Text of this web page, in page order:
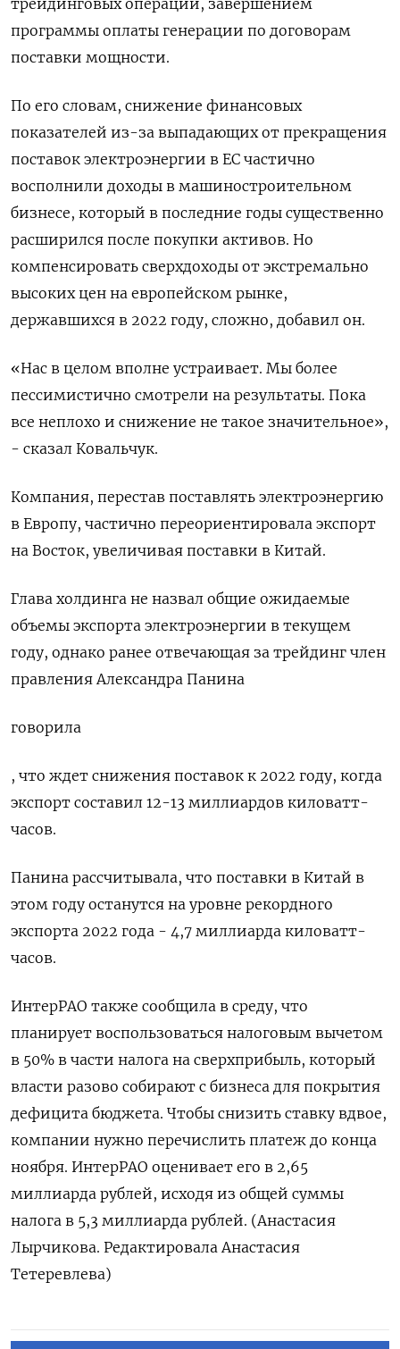
трейдинговых операций, завершением
программы оплаты генерации по договорам
поставки мощности.
По его словам, снижение финансовых
показателей из-за выпадающих от прекращения
поставок электроэнергии в ЕС частично
восполнили доходы в машиностроительном
бизнесе, который в последние годы существенно
расширился после покупки активов. Но
компенсировать сверхдоходы от экстремально
высоких цен на европейском рынке,
державшихся в 2022 году, сложно, добавил он.
«Нас в целом вполне устраивает. Мы более
пессимистично смотрели на результаты. Пока
все неплохо и снижение не такое значительное»,
- сказал Ковальчук.
Компания, перестав поставлять электроэнергию
в Европу, частично переориентировала экспорт
на Восток, увеличивая поставки в Китай.
Глава холдинга не назвал общие ожидаемые
объемы экспорта электроэнергии в текущем
году, однако ранее отвечающая за трейдинг член
правления Александра Панина
говорила
, что ждет снижения поставок к 2022 году, когда
экспорт составил 12-13 миллиардов киловатт-
часов.
Панина рассчитывала, что поставки в Китай в
этом году останутся на уровне рекордного
экспорта 2022 года - 4,7 миллиарда киловатт-
часов.
ИнтерРАО также сообщила в среду, что
планирует воспользоваться налоговым вычетом
в 50% в части налога на сверхприбыль, который
власти разово собирают с бизнеса для покрытия
дефицита бюджета. Чтобы снизить ставку вдвое,
компании нужно перечислить платеж до конца
ноября. ИнтерРАО оценивает его в 2,65
миллиарда рублей, исходя из общей суммы
налога в 5,3 миллиарда рублей. (Анастасия
Лырчикова. Редактировала Анастасия
Тетеревлева)